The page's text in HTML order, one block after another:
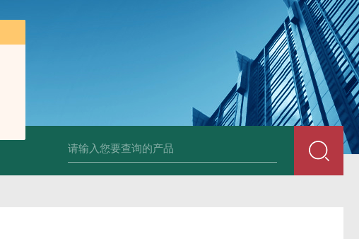
斑马鱼白介素12BELISA试剂盒发货及时 兔载脂蛋白B（apo-B）